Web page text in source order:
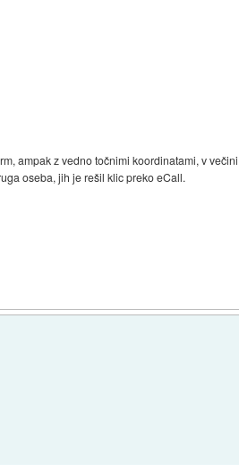
ampak z vedno točnimi koordinatami, v
oseba, jih je rešil klic preko eCall.